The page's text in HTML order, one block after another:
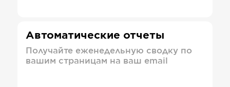
Автоматические отчеты
Получайте еженедельную сводку по
вашим страницам на ваш email